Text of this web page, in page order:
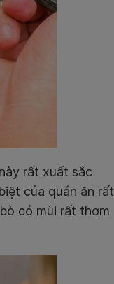
rất xuất sắc
của quán ăn rất
có mùi rất thơm